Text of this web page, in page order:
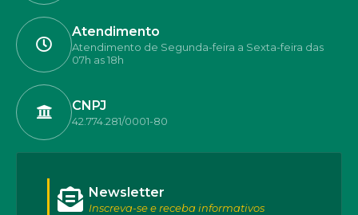
Atendimento
Atendimento de Segunda-feira a Sexta-feira das
07h as 18h
CNPJ
42.774.281/0001-80
Newsletter
Inscreva-se e receba informativos